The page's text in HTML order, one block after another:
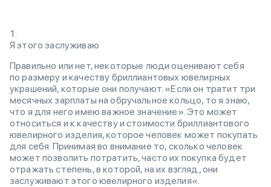
Я этого заслуживаю
Правильно или нет, некоторые люди оценивают себя
по размеру и качеству бриллиантовых ювелирных
украшений, которые они получают. «Если он тратит три
месячных зарплаты на обручальное кольцо, то я знаю,
что я для него имею важное значение». Это может
относиться и к качеству и стоимости бриллиантового
ювелирного изделия, которое человек может покупать
для себя. Принимая во внимание то, сколько человек
может позволить потратить, часто их покупка будет
отражать степень, в которой, на их взгляд, они
заслуживают этого ювелирного изделия«.